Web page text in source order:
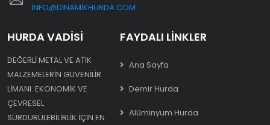
INFO@DINAMIKHURDA.COM
HURDA VADISI
DEĞERLI METAL VE ATIK
MALZEMELERIN GÜVENILIR
LIMANI. EKONOMIK VE
ÇEVRESEL
SÜRDÜRÜLEBILIRLIK IÇIN EN
FAYDALI LINKLER
Ana Sayfa
Demir Hurda
Alüminyum Hurda